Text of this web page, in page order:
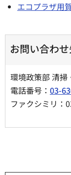
エコプラザ用
お問い合わ
環境政策部 清掃
電話番号： 03-
ファクシミリ：